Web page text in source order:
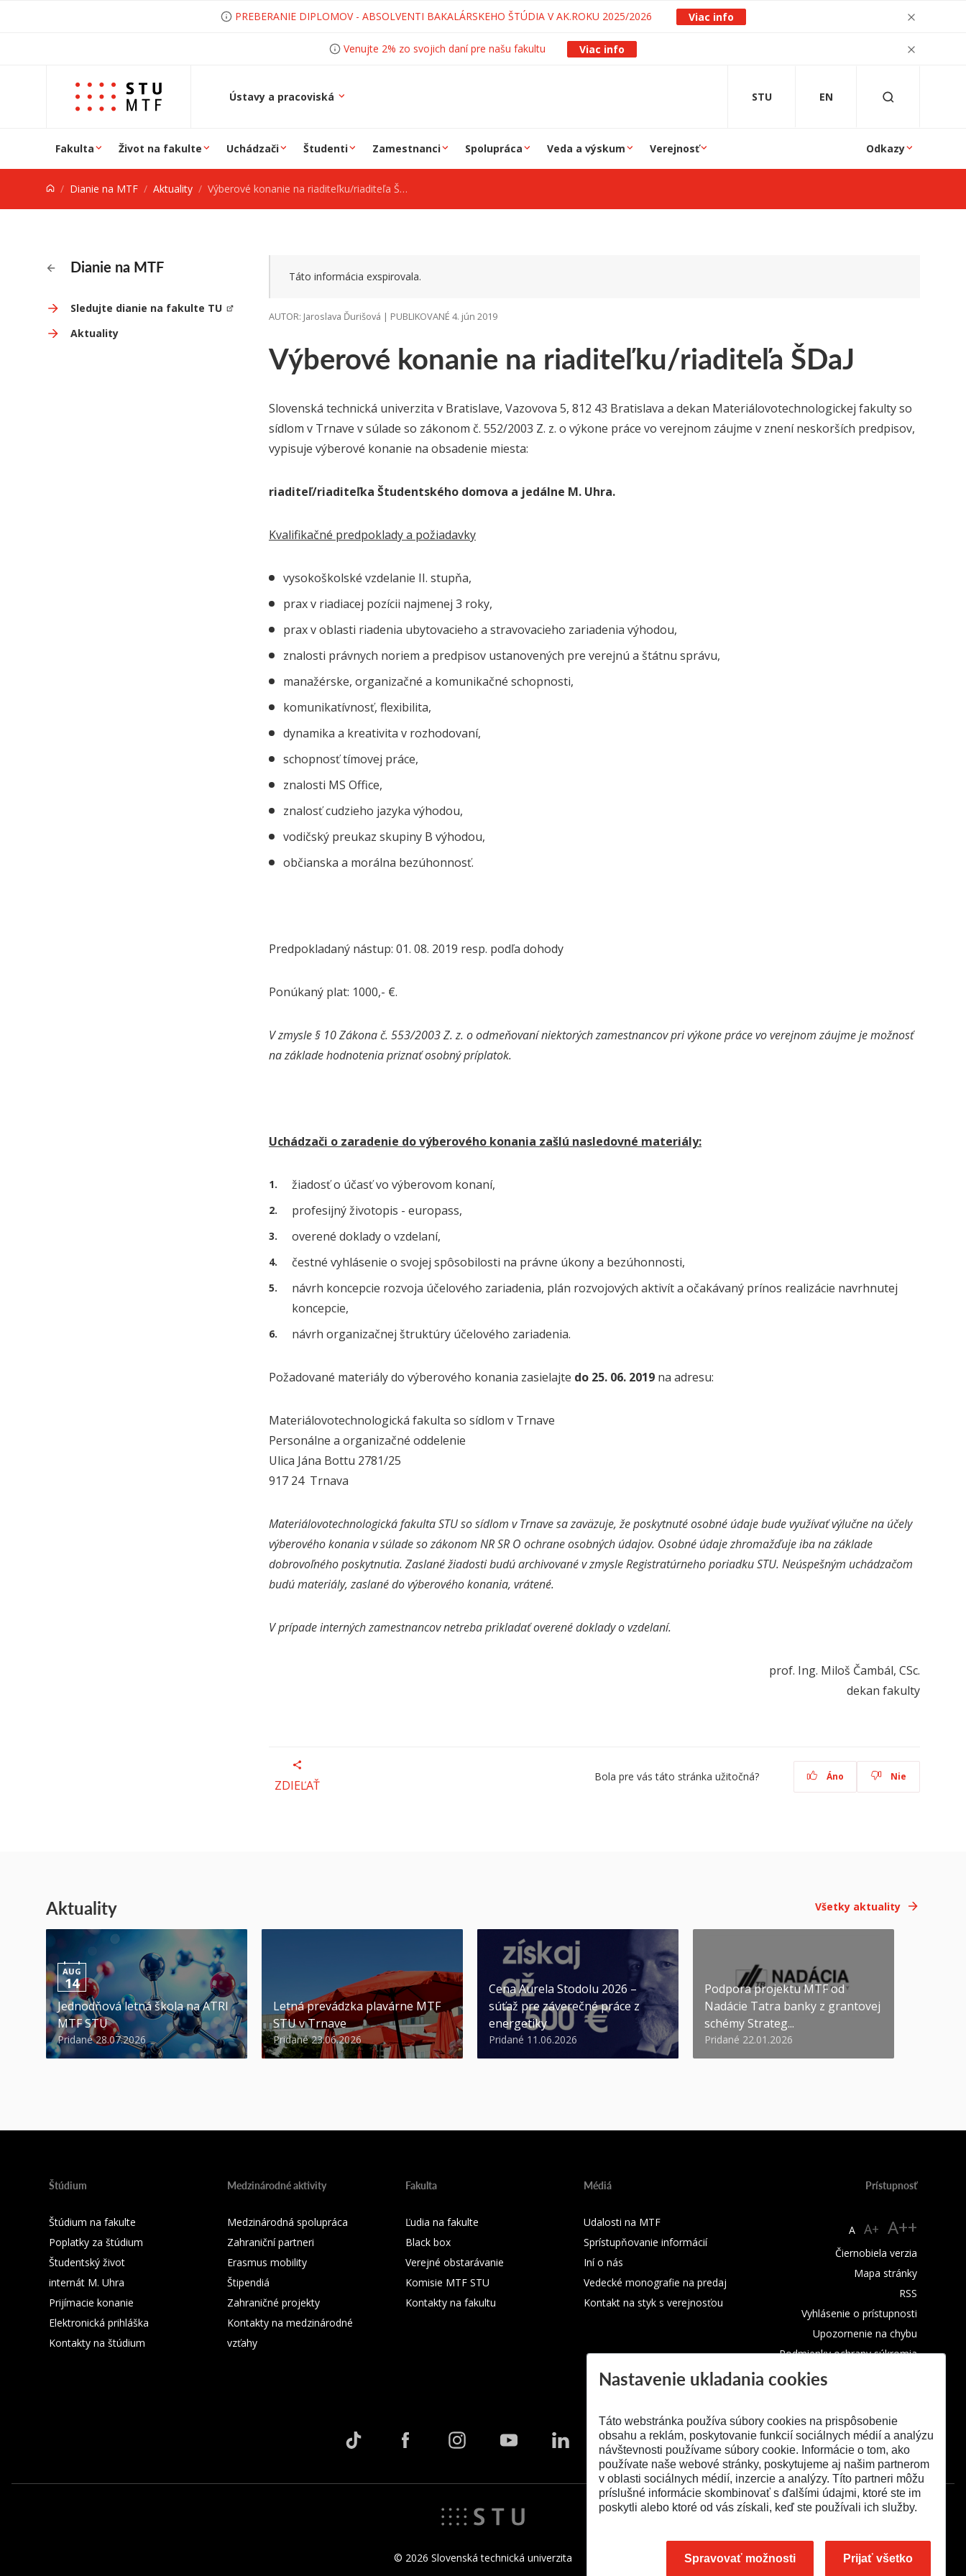
PREBERANIE DIPLOMOV - ABSOLVENTI BAKALÁRSKEHO ŠTÚDIA V AK.ROKU 2025/2026 Viac info
Venujte 2% zo svojich daní pre našu fakultu Viac info
Ústavy a pracoviská STU EN
Fakulta Život na fakulte Uchádzači Študenti Zamestnanci Spolupráca Veda a výskum Verejnosť Odkazy
Dianie na MTF Aktuality Výberové konanie na riaditeľku/riaditeľa ŠDaJ
Dianie na MTF
Sledujte dianie na fakulte TU
Aktuality
Výberové konanie na riaditeľku/riaditeľa ŠDaJ
Táto informácia exspirovala.
AUTOR: Jaroslava Ďurišová | PUBLIKOVANÉ 4. jún 2019
Slovenská technická univerzita v Bratislave, Vazovova 5, 812 43 Bratislava a dekan Materiálovotechnologickej fakulty so
sídlom v Trnave v súlade so zákonom č. 552/2003 Z. z. o výkone práce vo verejnom záujme v znení neskorších predpisov,
vypisuje výberové konanie na obsadenie miesta:
riaditeľ/riaditeľka Študentského domova a jedálne M. Uhra.
Kvalifikačné predpoklady a požiadavky
vysokoškolské vzdelanie II. stupňa,
prax v riadiacej pozícii najmenej 3 roky,
prax v oblasti riadenia ubytovacieho a stravovacieho zariadenia výhodou,
znalosti právnych noriem a predpisov ustanovených pre verejnú a štátnu správu,
manažérske, organizačné a komunikačné schopnosti,
komunikatívnosť, flexibilita,
dynamika a kreativita v rozhodovaní,
schopnosť tímovej práce,
znalosti MS Office,
znalosť cudzieho jazyka výhodou,
vodičský preukaz skupiny B výhodou,
občianska a morálna bezúhonnosť.
Predpokladaný nástup: 01. 08. 2019 resp. podľa dohody
Ponúkaný plat: 1000,- €.
V zmysle § 10 Zákona č. 553/2003 Z. z. o odmeňovaní niektorých zamestnancov pri výkone práce vo verejnom záujme je možnosť
na základe hodnotenia priznať osobný príplatok.
Uchádzači o zaradenie do výberového konania zašlú nasledovné materiály:
žiadosť o účasť vo výberovom konaní,
profesijný životopis - europass,
overené doklady o vzdelaní,
čestné vyhlásenie o svojej spôsobilosti na právne úkony a bezúhonnosti,
návrh koncepcie rozvoja účelového zariadenia, plán rozvojových aktivít a očakávaný prínos realizácie navrhnutej
koncepcie,
návrh organizačnej štruktúry účelového zariadenia.
Požadované materiály do výberového konania zasielajte do 25. 06. 2019 na adresu:
Materiálovotechnologická fakulta so sídlom v Trnave
Personálne a organizačné oddelenie
Ulica Jána Bottu 2781/25
917 24 Trnava
Materiálovotechnologická fakulta STU so sídlom v Trnave sa zaväzuje, že poskytnuté osobné údaje bude využívať výlučne na účely
výberového konania v súlade so zákonom NR SR O ochrane osobných údajov. Osobné údaje zhromažďuje iba na základe
dobrovoľného poskytnutia. Zaslané žiadosti budú archivované v zmysle Registratúrneho poriadku STU. Neúspešným uchádzačom
budú materiály, zaslané do výberového konania, vrátené.
V prípade interných zamestnancov netreba prikladať overené doklady o vzdelaní.
prof. Ing. Miloš Čambál, CSc.
dekan fakulty
ZDIEĽAŤ
Bola pre vás táto stránka užitočná? Áno Nie
Aktuality Všetky aktuality
AUG
14
Jednodňová letná škola na ATRI
MTF STU
Pridané 28.07.2026
Letná prevádzka plavárne MTF
STU v Trnave
Pridané 23.06.2026
Cena Aurela Stodolu 2026 –
súťaž pre záverečné práce z
energetiky
Pridané 11.06.2026
Podpora projektu MTF od
Nadácie Tatra banky z grantovej
schémy Strateg...
Pridané 22.01.2026
Štúdium
Štúdium na fakulte
Poplatky za štúdium
Študentský život
internát M. Uhra
Prijímacie konanie
Elektronická prihláška
Kontakty na štúdium
Medzinárodné aktivity
Medzinárodná spolupráca
Zahraniční partneri
Erasmus mobility
Štipendiá
Zahraničné projekty
Kontakty na medzinárodné
vzťahy
Fakulta
Ľudia na fakulte
Black box
Verejné obstarávanie
Komisie MTF STU
Kontakty na fakultu
Médiá
Udalosti na MTF
Sprístupňovanie informácií
Iní o nás
Vedecké monografie na predaj
Kontakt na styk s verejnosťou
Prístupnosť
A A+ A++
Čiernobiela verzia
Mapa stránky
RSS
Vyhlásenie o prístupnosti
Upozornenie na chybu
Podmienky ochrany súkromia
© 2026 Slovenská technická univerzita
Nastavenie ukladania cookies
Táto webstránka používa súbory cookies na prispôsobenie
obsahu a reklám, poskytovanie funkcií sociálnych médií a analýzu
návštevnosti používame súbory cookie. Informácie o tom, ako
používate naše webové stránky, poskytujeme aj našim partnerom
v oblasti sociálnych médií, inzercie a analýzy. Títo partneri môžu
príslušné informácie skombinovať s ďalšími údajmi, ktoré ste im
poskytli alebo ktoré od vás získali, keď ste používali ich služby.
Spravovať možnosti Prijať všetko